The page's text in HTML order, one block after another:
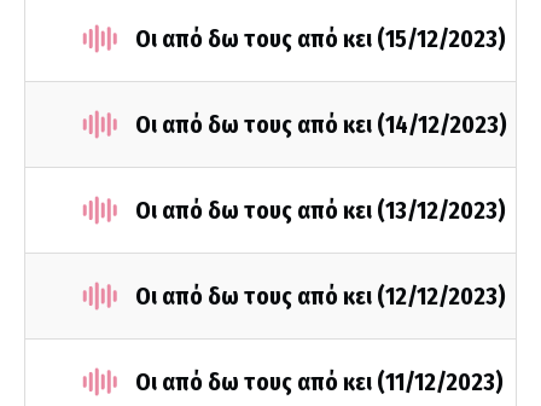
Οι από δω τους από κει (15/12/2023)
Οι από δω τους από κει (14/12/2023)
Οι από δω τους από κει (13/12/2023)
Οι από δω τους από κει (12/12/2023)
Οι από δω τους από κει (11/12/2023)